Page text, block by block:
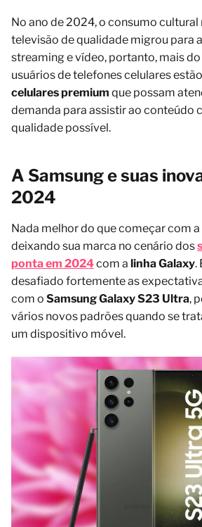
No ano de 2024, o consumo
televisão de qualidade migrou para
streaming e vídeo, portanto, mais do
usuários de telefones celulares
celulares premium que possam
demanda para assistir ao conteúdo
qualidade possível.
A Samsung e suas
2024
Nada melhor do que começar com a
deixando sua marca no cenário dos
ponta em 2024com a linha Galaxy.
desafiado fortemente as
com o Samsung Galaxy S23 Ultra,
vários novos padrões quando se
um dispositivo móvel.